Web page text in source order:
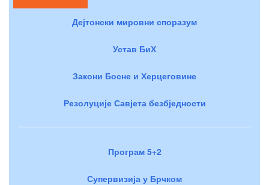
Дејтонски мировни споразум
Устав БиХ
Закони Босне и Херцеговине
Резолуције Савјета безбједности
Програм 5+2
Супервизија у Брчком